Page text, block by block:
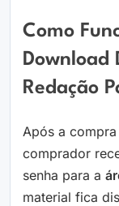
Como
Download
Redação
Após a compra
comprador
senha para a
material fica